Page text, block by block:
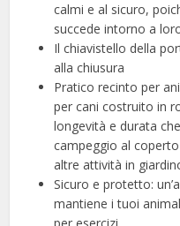
calmi e al sicuro,
succede intorno a
Il chiavistello della
alla chiusura
Pratico recinto per
per cani costruito in
longevità e durata
campeggio al
altre attività in
Sicuro e protetto:
mantiene i tuoi